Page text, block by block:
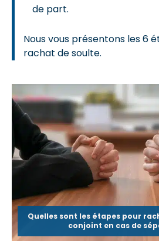
de part.
Nous vous présentons les 6
rachat de soulte.
Quelles sont les étapes pour
conjoint en cas de